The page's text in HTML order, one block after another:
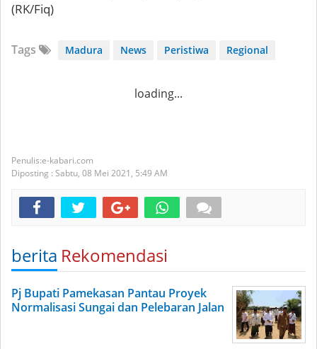
(RK/Fiq)
Tags Madura News Peristiwa Regional
loading...
e-kabari.com
Diposting : Sabtu, 08 Mei 2021, 5:49 AM
berita Rekomendasi
Pj Bupati Pamekasan Pantau Proyek
Normalisasi Sungai dan Pelebaran Jalan